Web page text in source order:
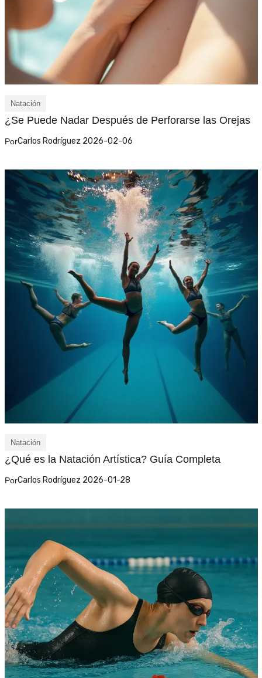
Natación
¿Se Puede Nadar Después de Perforarse las Orejas
PorCarlos Rodríguez 2026-02-06
Natación
¿Qué es la Natación Artística? Guía Completa
PorCarlos Rodríguez 2026-01-28